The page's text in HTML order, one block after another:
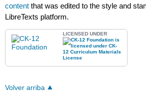
content that was edited to the style and
LibreTexts platform.
LICENSED UNDER
Volver arriba